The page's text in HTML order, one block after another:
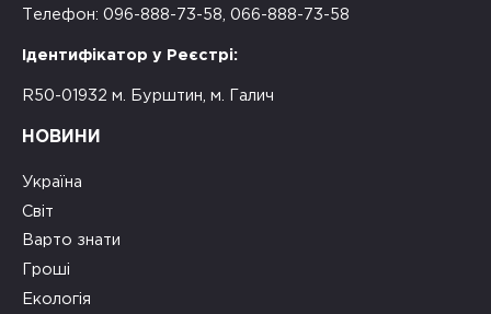
Телефон: 096-888-73-58, 066-888-73-58
Ідентифікатор у Реєстрі:
R50-01932 м. Бурштин, м. Галич
НОВИНИ
Україна
Світ
Варто знати
Гроші
Екологія